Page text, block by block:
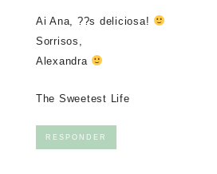
Ai Ana, ??s deliciosa!
Sorrisos,
Alexandra
The Sweetest Life
RESPONDER